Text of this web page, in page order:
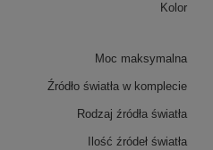
Kolor
Moc maksymalna
Źródło światła w komplecie
Rodzaj źródła światła
Ilość źródeł światła